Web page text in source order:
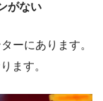
がない
ーにあります。
ます。